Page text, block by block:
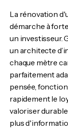
La rénovation
démarche à
un investisseur.
un architecte
chaque mètre
parfaitement
pensée,
rapidement le
valoriser
plus